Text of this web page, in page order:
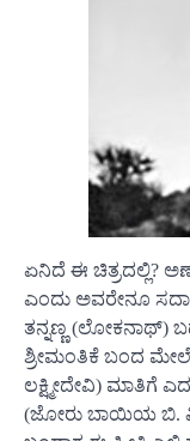
ಏನಿದೆ ಈ ಚಿತ್ರದಲ್ಲಿ?
ಎಂದು ಅವರೇನೂ ಸದಾ
ತನ್ನಣ್ಣ (ಲೋಕನಾಥ್)‌
ಶ್ರೀಮಂತಿಕೆ ಬಂದ
ಲಕ್ಷ್ಮೀದೇವಿ) ಮಾತಿಗೆ
(ಜೋರು ಬಾಯಿಯ ಬಿ.